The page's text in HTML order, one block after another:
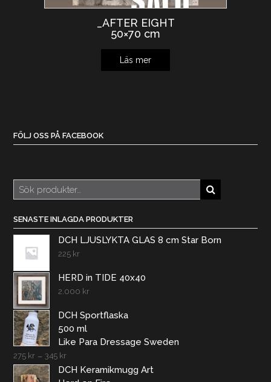
_AFTER EIGHT
50×70 cm
Läs mer
FÖLJ OSS PÅ FACEBOOK
Sök
efter:
SENASTE INLAGDA PRODUKTER
DCH LJUSLYKTA GLAS 8 cm Star Born
225 kr
HERD in TIDE 40x40
2.000 kr
DCH Sportflaska
500 ml
Like Para Dressage Sweden
275 kr – 345 kr
DCH Keramikmugg Art